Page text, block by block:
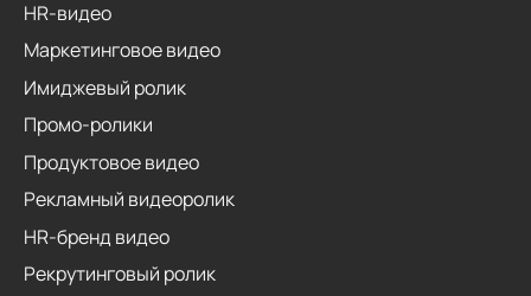
HR-видео
Маркетинговое видео
Имиджевый ролик
Промо-ролики
Продуктовое видео
Рекламный видеоролик
HR-бренд видео
Рекрутинговый ролик